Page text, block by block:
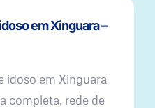
em Xinguara –
idoso em Xinguara
completa, rede de